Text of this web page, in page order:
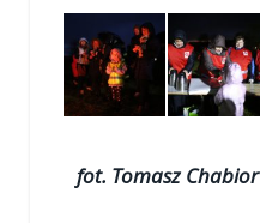
fot. Tomasz Chabior